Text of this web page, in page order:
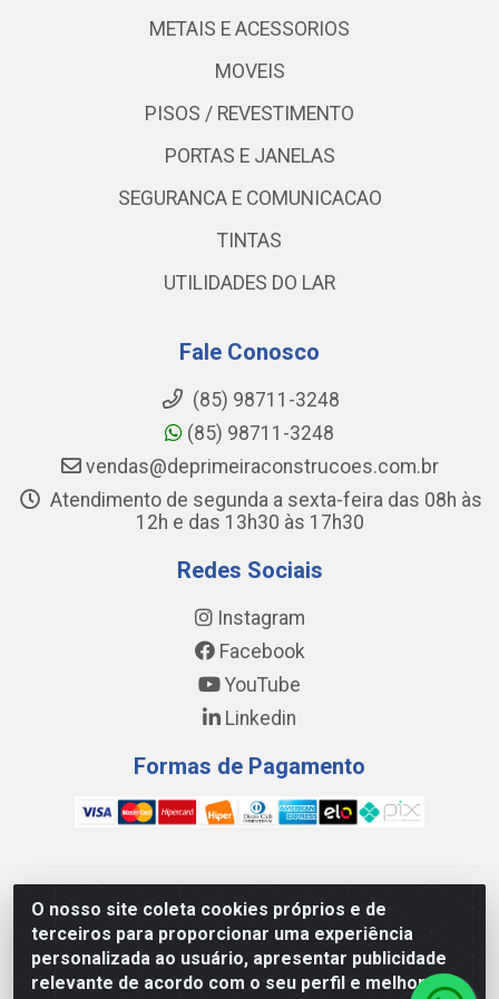
O nosso site coleta cookies próprios e de
terceiros para proporcionar uma experiência
personalizada ao usuário, apresentar publicidade
relevante de acordo com o seu perfil e melhorar a
METAIS E ACESSORIOS
MOVEIS
PISOS / REVESTIMENTO
PORTAS E JANELAS
SEGURANCA E COMUNICACAO
TINTAS
UTILIDADES DO LAR
Fale Conosco
(85) 98711-3248
(85) 98711-3248
vendas@deprimeiraconstrucoes.com.br
Atendimento de segunda a sexta-feira das 08h às
12h e das 13h30 às 17h30
Redes Sociais
Instagram
Facebook
YouTube
Linkedin
Formas de Pagamento
WING DISTRIBUIDORA COMÉRCIO E LOGÍSTICA DE MATERIAL
DE CONSTRUÇÕES LTDA - AV. DA INTEGRAÇÃO, 790 -
PATRÍCIA GOMES, CAUCAIA/CE - CEP 61.604-505 - CNPJ
17.523.384/0001-20